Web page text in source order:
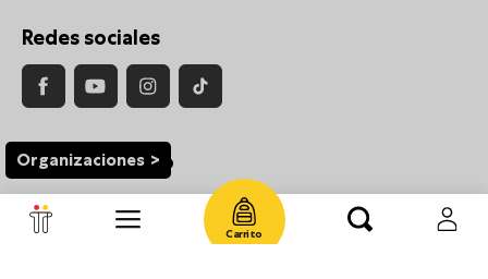
Organizaciones
Carrito
Redes sociales
Medios de Pago